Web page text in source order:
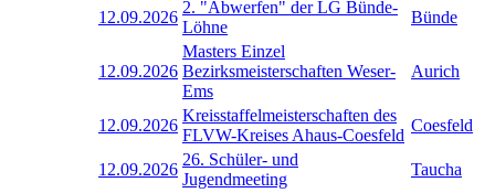
12.09.2026
2. "Abwerfen" der LG Bünde-
Löhne
Bünde
12.09.2026
Masters Einzel
Bezirksmeisterschaften Weser-
Ems
Aurich
12.09.2026
Kreisstaffelmeisterschaften des
FLVW-Kreises Ahaus-Coesfeld
Coesfeld
12.09.2026
26. Schüler- und
Jugendmeeting
Taucha